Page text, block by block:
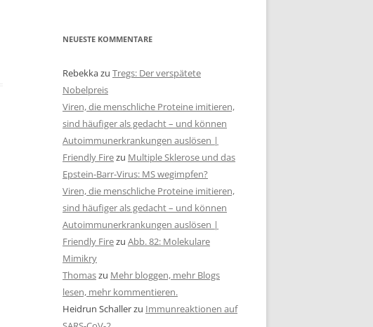
NEUESTE KOMMENTARE
Rebekkazu Tregs: Der verspätete
Nobelpreis
Viren, die menschliche Proteine imitieren,
sind häufiger als gedacht – und können
Autoimmunerkrankungen auslösen |
Friendly Firezu Multiple Sklerose und das
Epstein-Barr-Virus: MS wegimpfen?
Viren, die menschliche Proteine imitieren,
sind häufiger als gedacht – und können
Autoimmunerkrankungen auslösen |
Friendly Firezu Abb. 82: Molekulare
Mimikry
Thomaszu Mehr bloggen, mehr Blogs
lesen, mehr kommentieren.
Heidrun Schallerzu Immunreaktionen auf